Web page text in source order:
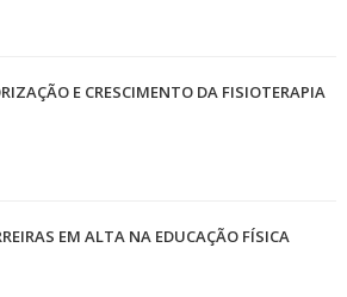
E CRESCIMENTO DA FISIOTERAPIA
EM ALTA NA EDUCAÇÃO FÍSICA